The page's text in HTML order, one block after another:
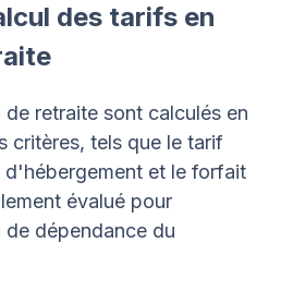
des tarifs en
retraite sont calculés en
critères, tels que le tarif
et le forfait
évalué pour
de dépendance du